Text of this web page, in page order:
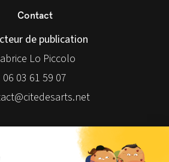
Contact
de publication
Lo Piccolo
06 03 61 59 07